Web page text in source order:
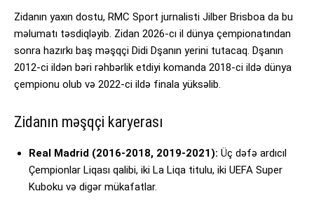
Zidanın yaxın dostu, RMC Sport jurnalisti Jilber Brisboa da bu
məlumatı təsdiqləyib. Zidan 2026-cı il dünya çempionatından
sonra hazırkı baş məşqçi Didi Dşanın yerini tutacaq. Dşanın
2012-ci ildən bəri rəhbərlik etdiyi komanda 2018-ci ildə dünya
çempionu olub və 2022-ci ildə finala yüksəlib.
Zidanın məşqçi karyerası
Real Madrid (2016-2018, 2019-2021): Üç dəfə ardıcıl
Çempionlar Liqası qalibi, iki La Liqa titulu, iki UEFA Super
Kuboku və digər mükafatlar.